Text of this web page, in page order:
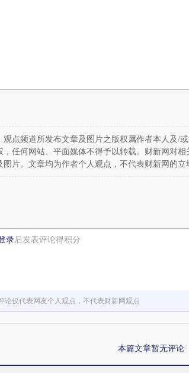
观点频道所发布文章及图片之版权属作者本人及/
，任何网站、平面媒体不得予以转载。财新网对
图片。文章均为作者个人观点，不代表财新网的立
录后发表评论得积分
论仅代表网友个人观点，不代表财新网观点
本篇文章暂无评论